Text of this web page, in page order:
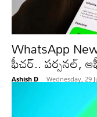
WhatsApp
ఫీచర్‌.. పర్సనల్,
Ashish D - Wednesday, 29